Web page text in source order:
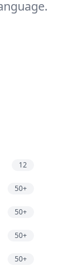
12
50+
50+
50+
50+